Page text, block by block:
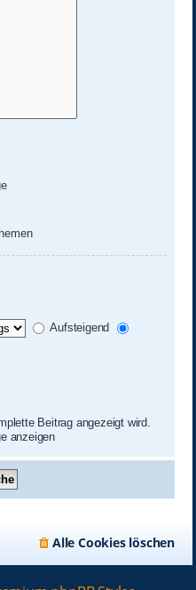
Aufsteigend
Beitrag angezeigt wird.
anzeigen
Alle Cookies löschen